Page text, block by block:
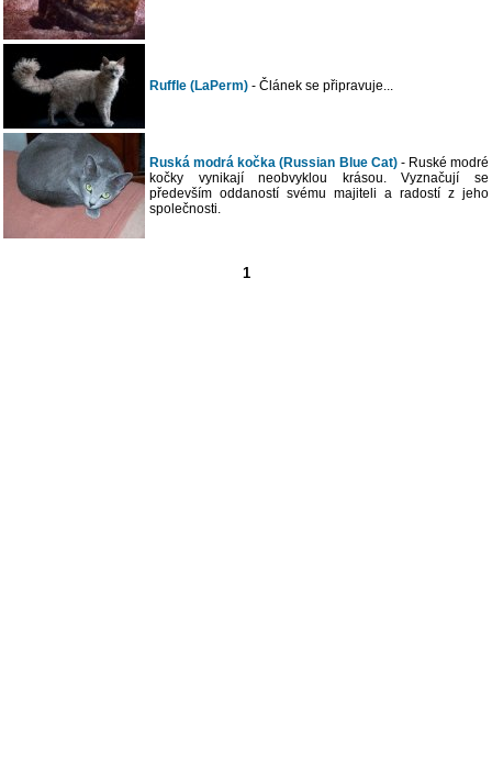
Ruffle (LaPerm) - Článek se připravuje...
Ruská modrá kočka (Russian Blue Cat)- Ruské modré
kočky vynikají neobvyklou krásou. Vyznačují se
především oddaností svému majiteli a radostí z jeho
společnosti.
1